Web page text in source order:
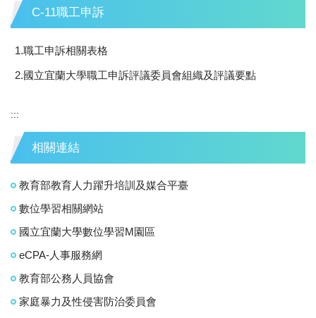
C-11職工申訴
1.職工申訴相關表格
2.國立宜蘭大學職工申訴評議委員會組織及評議要點
:::
相關連結
教育部教育人力躍升培訓及媒合平臺
數位學習相關網站
國立宜蘭大學數位學習M園區
eCPA-人事服務網
教育部公務人員協會
家庭暴力及性侵害防治委員會